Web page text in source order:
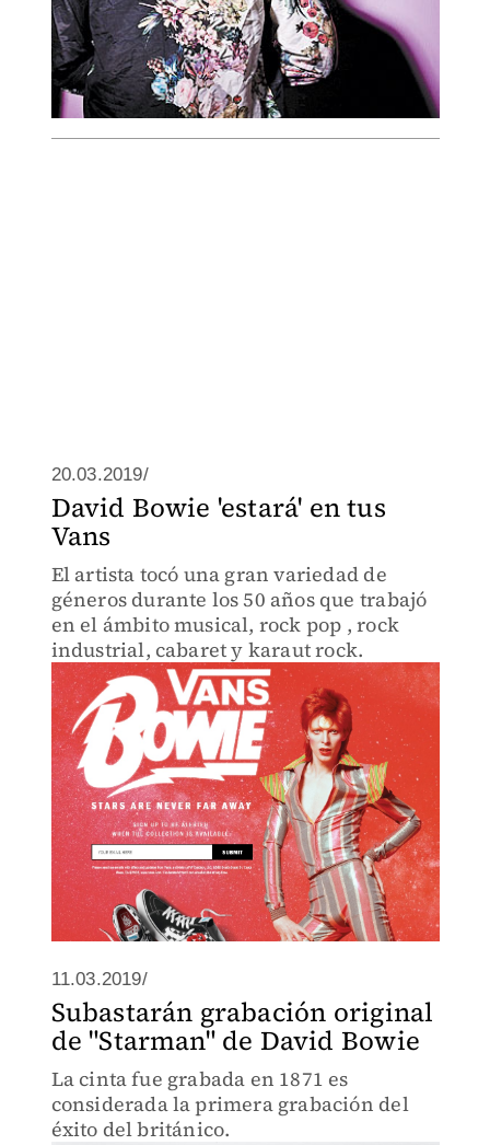
20.03.2019/
David Bowie 'estará' en tus
Vans
El artista tocó una gran variedad de
géneros durante los 50 años que trabajó
en el ámbito musical, rock pop , rock
industrial, cabaret y karaut rock.
11.03.2019/
Subastarán grabación original
de "Starman" de David Bowie
La cinta fue grabada en 1871 es
considerada la primera grabación del
éxito del británico.